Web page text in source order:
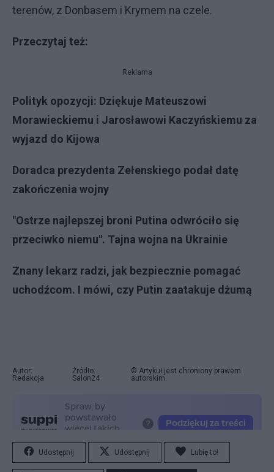
terenów, z Donbasem i Krymem na czele.
Przeczytaj też:
Reklama
Polityk opozycji: Dziękuje Mateuszowi
Morawieckiemu i Jarosławowi Kaczyńskiemu za
wyjazd do Kijowa
Doradca prezydenta Zełenskiego podał datę
zakończenia wojny
"Ostrze najlepszej broni Putina odwróciło się
przeciwko niemu". Tajna wojna na Ukrainie
Znany lekarz radzi, jak bezpiecznie pomagać
uchodźcom. I mówi, czy Putin zaatakuje dżumą
Autor:
Redakcja
Źródło:
Salon24
© Artykuł jest chroniony prawem
autorskim.
Udostępnij Udostępnij Lubię to!